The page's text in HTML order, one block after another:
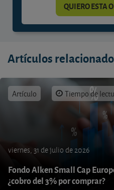
QUIERO ESTA
Artículos
Artículo Tiempo de
viernes, 31 de julio de 2026
Fondo Alken Small Cap
¿cobro del 3% por comprar?